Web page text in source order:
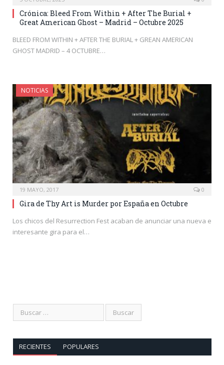
Crónica: Bleed From Within + After The Burial +
Great American Ghost – Madrid – Octubre 2025
BLEED FROM WITHIN + AFTER THE BURIAL + GREAN AMERICAN
GHOST MADRID – 4 OCTUBRE…
NOTICIAS
19 MAYO, 2017 0
Gira de Thy Art is Murder por España en Octubre
Los chicos del Resurrection Fest acaban de anunciar una nueva e
interesante gira para el…
RECIENTES POPULARES